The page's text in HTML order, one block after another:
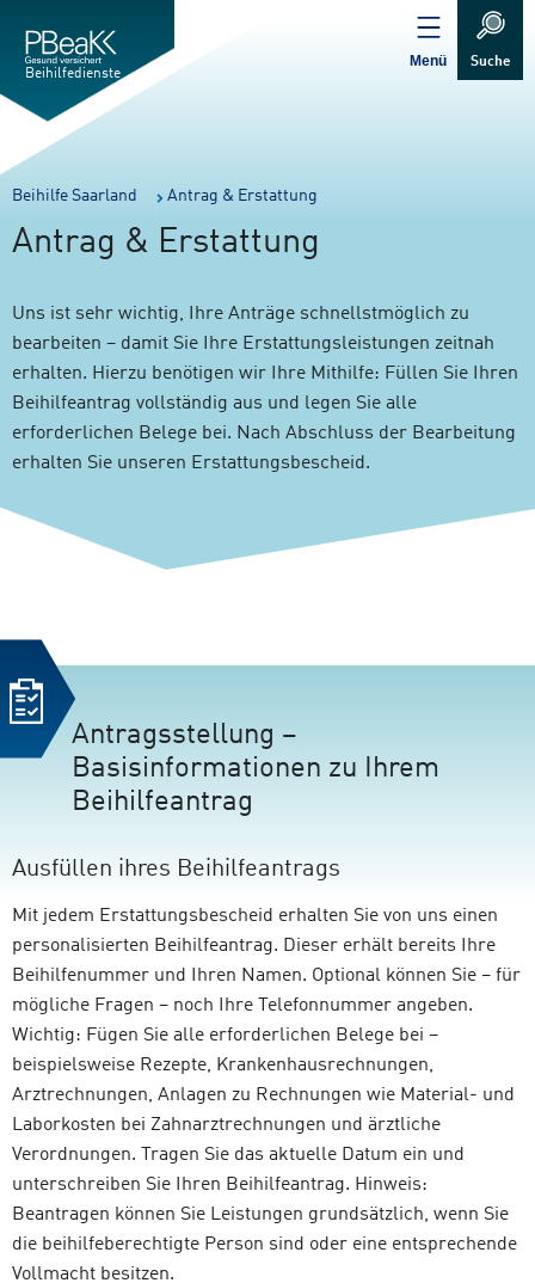
springen
springen
Verweis
zur
Startseite
Beihilfedienste
Menü Suche
Sie
sind
hier:
Beihilfe Saarland Antrag & Erstattung
Antrag & Erstattung
Uns ist sehr wichtig, Ihre Anträge schnellstmöglich zu
bearbeiten – damit Sie Ihre Erstattungsleistungen zeitnah
erhalten. Hierzu benötigen wir Ihre Mithilfe: Füllen Sie Ihren
Beihilfeantrag vollständig aus und legen Sie alle
erforderlichen Belege bei. Nach Abschluss der Bearbeitung
erhalten Sie unseren Erstattungsbescheid.
Antragsstellung –
Basisinformationen zu Ihrem
Beihilfeantrag
Ausfüllen ihres Beihilfeantrags
Mit jedem Erstattungsbescheid erhalten Sie von uns einen
personalisierten Beihilfeantrag. Dieser erhält bereits Ihre
Beihilfenummer und Ihren Namen. Optional können Sie – für
mögliche Fragen – noch Ihre Telefonnummer angeben.
Wichtig: Fügen Sie alle erforderlichen Belege bei –
beispielsweise Rezepte, Krankenhausrechnungen,
Arztrechnungen, Anlagen zu Rechnungen wie Material- und
Laborkosten bei Zahnarztrechnungen und ärztliche
Verordnungen. Tragen Sie das aktuelle Datum ein und
unterschreiben Sie Ihren Beihilfeantrag. Hinweis:
Beantragen können Sie Leistungen grundsätzlich, wenn Sie
die beihilfeberechtigte Person sind oder eine entsprechende
Vollmacht besitzen.